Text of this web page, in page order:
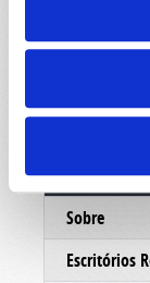
No
O
Conectar
Sobre
Escritórios